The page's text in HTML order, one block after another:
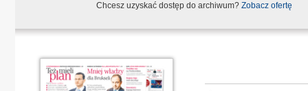
Chcesz uzyskać dostęp do archiwum? Zobacz ofertę